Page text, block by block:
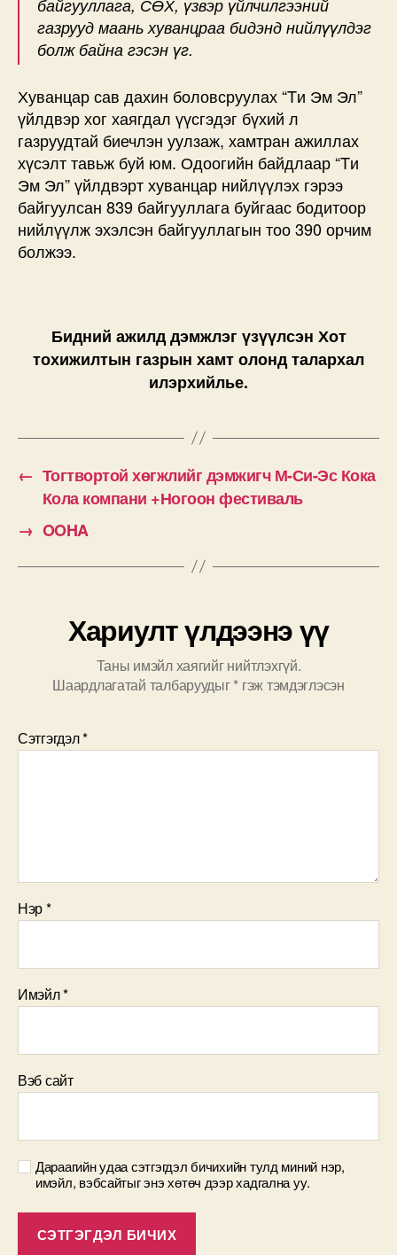
байгууллага, СӨХ, үзвэр үйлчилгээний
газрууд маань хуванцраа бидэнд нийлүүлдэг
болж байна гэсэн үг.
Хуванцар сав дахин боловсруулах “Tи Эм Эл”
үйлдвэр хог хаягдал үүсгэдэг бүхий л
газруудтай биечлэн уулзаж, хамтран ажиллах
хүсэлт тавьж буй юм. Одоогийн байдлаар “Tи
Эм Эл” үйлдвэрт хуванцар нийлүүлэх гэрээ
байгуулсан 839 байгууллага буйгаас бодитоор
нийлүүлж эхэлсэн байгууллагын тоо 390 орчим
болжээ.
Бидний ажилд дэмжлэг үзүүлсэн Хот
тохижилтын газрын хамт олонд талархал
илэрхийлье.
← Тогтвортой хөгжлийг дэмжигч М-Си-Эс Кока
Кола компани +Ногоон фестиваль
→ OOHA
Хариулт үлдээнэ үү
Таны имэйл хаягийг нийтлэхгүй.
Шаардлагатай талбаруудыг* гэж тэмдэглэсэн
Сэтгэгдэл*
Нэр*
Имэйл*
Вэб сайт
Дараагийн удаа сэтгэгдэл бичихийн тулд миний нэр,
имэйл, вэбсайтыг энэ хөтөч дээр хадгална уу.